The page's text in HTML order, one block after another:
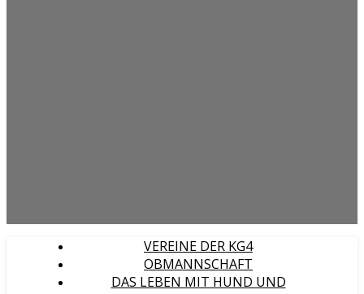
VEREINE DER KG4
OBMANNSCHAFT
DAS LEBEN MIT HUND UND